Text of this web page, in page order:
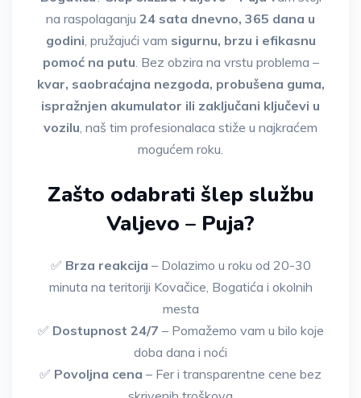
na raspolaganju 24 sata dnevno, 365 dana u
godini, pružajući vam sigurnu, brzu i efikasnu
pomoć na putu. Bez obzira na vrstu problema –
kvar, saobraćajna nezgoda, probušena guma,
ispražnjen akumulator ili zaključani ključevi u
vozilu, naš tim profesionalaca stiže u najkraćem
mogućem roku.
Zašto odabrati šlep službu
Valjevo – Puja?
✅ Brza reakcija – Dolazimo u roku od 20-30
minuta na teritoriji Kovačice, Bogatića i okolnih
mesta
✅ Dostupnost 24/7 – Pomažemo vam u bilo koje
doba dana i noći
✅ Povoljna cena – Fer i transparentne cene bez